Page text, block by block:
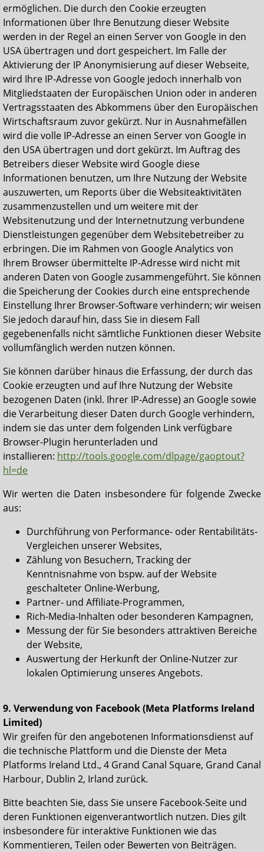
ermöglichen. Die durch den Cookie erzeugten
Informationen über Ihre Benutzung dieser Website
werden in der Regel an einen Server von Google in den
USA übertragen und dort gespeichert. Im Falle der
Aktivierung der IP Anonymisierung auf dieser Webseite,
wird Ihre IP-Adresse von Google jedoch innerhalb von
Mitgliedstaaten der Europäischen Union oder in anderen
Vertragsstaaten des Abkommens über den Europäischen
Wirtschaftsraum zuvor gekürzt. Nur in Ausnahmefällen
wird die volle IP-Adresse an einen Server von Google in
den USA übertragen und dort gekürzt. Im Auftrag des
Betreibers dieser Website wird Google diese
Informationen benutzen, um Ihre Nutzung der Website
auszuwerten, um Reports über die Websiteaktivitäten
zusammenzustellen und um weitere mit der
Websitenutzung und der Internetnutzung verbundene
Dienstleistungen gegenüber dem Websitebetreiber zu
erbringen. Die im Rahmen von Google Analytics von
Ihrem Browser übermittelte IP-Adresse wird nicht mit
anderen Daten von Google zusammengeführt. Sie können
die Speicherung der Cookies durch eine entsprechende
Einstellung Ihrer Browser-Software verhindern; wir weisen
Sie jedoch darauf hin, dass Sie in diesem Fall
gegebenenfalls nicht sämtliche Funktionen dieser Website
vollumfänglich werden nutzen können.
Sie können darüber hinaus die Erfassung, der durch das
Cookie erzeugten und auf Ihre Nutzung der Website
bezogenen Daten (inkl. Ihrer IP-Adresse) an Google sowie
die Verarbeitung dieser Daten durch Google verhindern,
indem sie das unter dem folgenden Link verfügbare
Browser-Plugin herunterladen und
installieren: http://tools.google.com/dlpage/gaoptout?
hl=de
Wir werten die Daten insbesondere für folgende Zwecke
aus:
Durchführung von Performance- oder Rentabilitäts-
Vergleichen unserer Websites,
Zählung von Besuchern, Tracking der
Kenntnisnahme von bspw. auf der Website
geschalteter Online-Werbung,
Partner- und Affiliate-Programmen,
Rich-Media-Inhalten oder besonderen Kampagnen,
Messung der für Sie besonders attraktiven Bereiche
der Website,
Auswertung der Herkunft der Online-Nutzer zur
lokalen Optimierung unseres Angebots.
9. Verwendung von Facebook (Meta Platforms Ireland
Limited)
Wir greifen für den angebotenen Informationsdienst auf
die technische Plattform und die Dienste der Meta
Platforms Ireland Ltd., 4 Grand Canal Square, Grand Canal
Harbour, Dublin 2, Irland zurück.
Bitte beachten Sie, dass Sie unsere Facebook-Seite und
deren Funktionen eigenverantwortlich nutzen. Dies gilt
insbesondere für interaktive Funktionen wie das
Kommentieren, Teilen oder Bewerten von Beiträgen.